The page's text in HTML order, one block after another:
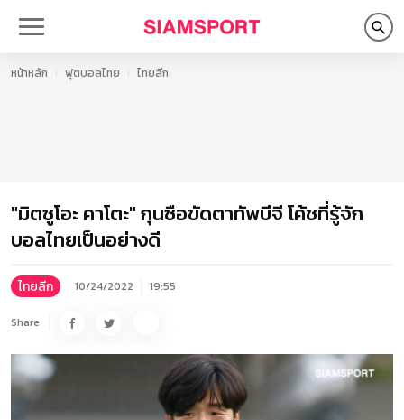
หน้าหลัก ฟุตบอลไทย ไทยลีก
"มิตซูโอะ คาโตะ" กุนซือขัดตาทัพบีจี โค้ชที่รู้จัก
บอลไทยเป็นอย่างดี
ไทยลีก 10/24/2022 19:55
Share